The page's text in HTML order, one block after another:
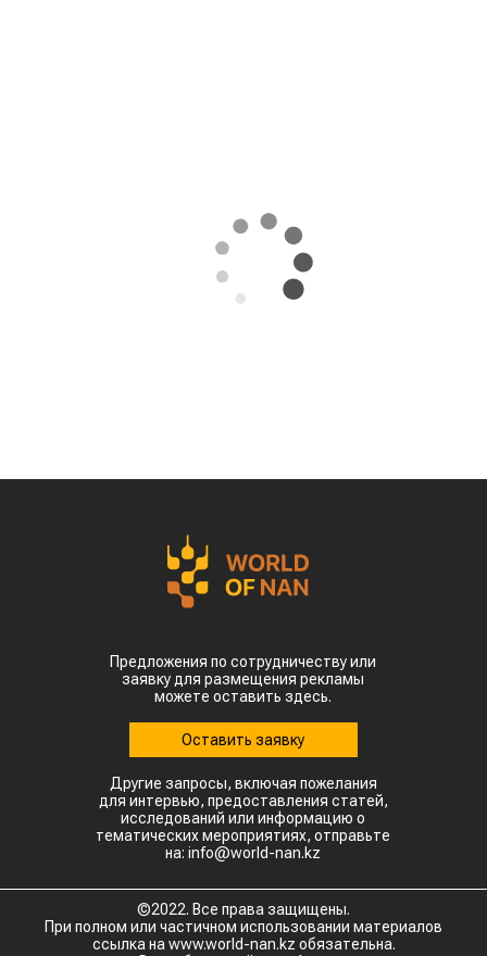
Предложения по сотрудничеству или
заявку для размещения рекламы
можете оставить здесь.
Оставить заявку
Другие запросы, включая пожелания
для интервью, предоставления статей,
исследований или информацию о
тематических мероприятиях, отправьте
на: info@world-nan.kz
©2022. Все права защищены.
При полном или частичном использовании материалов
ссылка на www.world-nan.kz обязательна.